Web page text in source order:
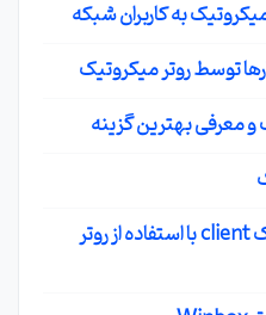
به کاربران شبکه
توسط روتر میکروتیک
و معرفی بهترین گزینه
مشاهده ip های متصل شده یک client با استفاده از روتر